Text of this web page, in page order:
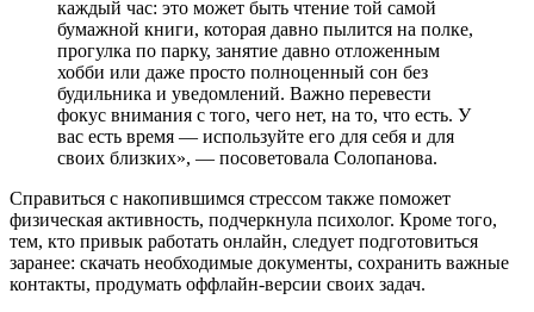
каждый час: это может быть чтение той самой
бумажной книги, которая давно пылится на полке,
прогулка по парку, занятие давно отложенным
хобби или даже просто полноценный сон без
будильника и уведомлений. Важно перевести
фокус внимания с того, чего нет, на то, что есть. У
вас есть время — используйте его для себя и для
своих близких», — посоветовала Солопанова.
Справиться с накопившимся стрессом также поможет
физическая активность, подчеркнула психолог. Кроме того,
тем, кто привык работать онлайн, следует подготовиться
заранее: скачать необходимые документы, сохранить важные
контакты, продумать оффлайн-версии своих задач.